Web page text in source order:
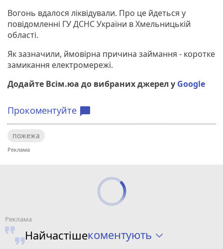
Вогонь вдалося ліквідували. Про це йдеться у
повідомленні ГУ ДСНС України в Хмельницькій
області.
Як зазначили, ймовірна причина займання - коротке
замикання електромережі.
Додайте Всім.юа до вибраних джерел у Google
Прокоментуйте chat_bubble
пожежа
Найчастішекоментують